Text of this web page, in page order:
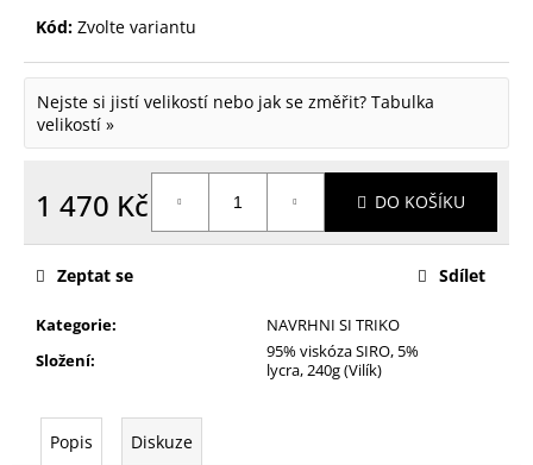
Kód: Zvolte variantu
Nejste si jistí velikostí nebo jak se změřit? Tabulka
velikostí »
1 470 Kč DO KOŠÍKU
Kategorie:
NAVRHNI SI TRIKO
Složení:
95% viskóza SIRO, 5%
lycra, 240g (Vilík)
Zeptat se Sdílet
Popis Diskuze